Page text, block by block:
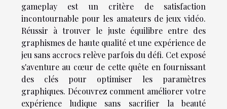
gameplay est un critère de satisfaction
incontournable pour les amateurs de jeux vidéo.
Réussir à trouver le juste équilibre entre des
graphismes de haute qualité et une expérience de
jeu sans accrocs relève parfois du défi. Cet exposé
s'aventure au cœur de cette quête en fournissant
des clés pour optimiser les paramètres
graphiques. Découvrez comment améliorer votre
expérience ludique sans sacrifier la beauté